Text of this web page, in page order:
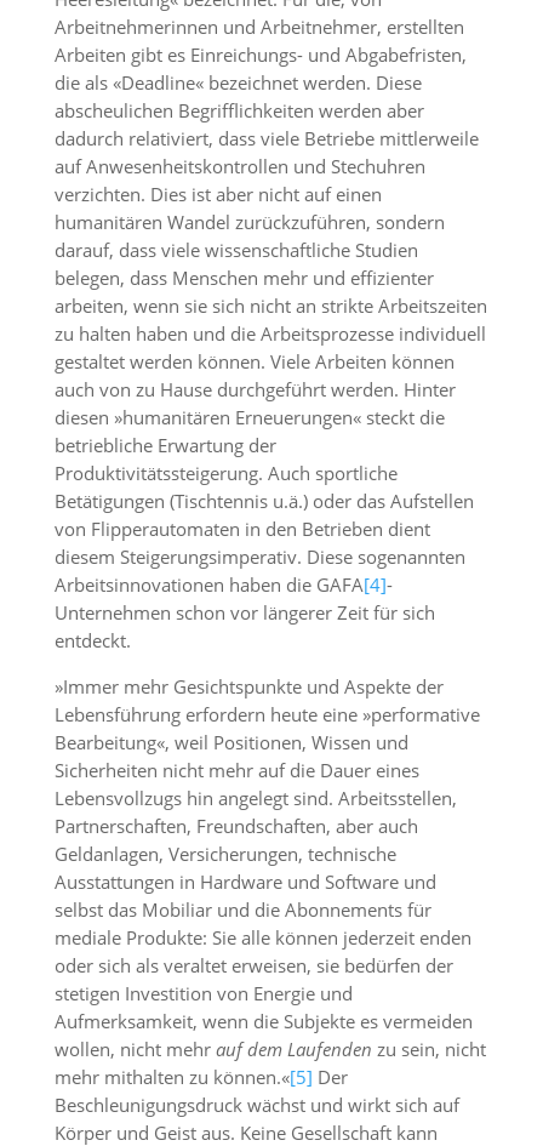
Arbeitnehmerinnen und Arbeitnehmer, erstellten
Arbeiten gibt es Einreichungs- und Abgabefristen,
die als «Deadline« bezeichnet werden. Diese
abscheulichen Begrifflichkeiten werden aber
dadurch relativiert, dass viele Betriebe mittlerweile
auf Anwesenheitskontrollen und Stechuhren
verzichten. Dies ist aber nicht auf einen
humanitären Wandel zurückzuführen, sondern
darauf, dass viele wissenschaftliche Studien
belegen, dass Menschen mehr und effizienter
arbeiten, wenn sie sich nicht an strikte Arbeitszeiten
zu halten haben und die Arbeitsprozesse individuell
gestaltet werden können. Viele Arbeiten können
auch von zu Hause durchgeführt werden. Hinter
diesen »humanitären Erneuerungen« steckt die
betriebliche Erwartung der
Produktivitätssteigerung. Auch sportliche
Betätigungen (Tischtennis u.ä.) oder das Aufstellen
von Flipperautomaten in den Betrieben dient
diesem Steigerungsimperativ. Diese sogenannten
Arbeitsinnovationen haben die GAFA[4]-
Unternehmen schon vor längerer Zeit für sich
entdeckt.
»Immer mehr Gesichtspunkte und Aspekte der
Lebensführung erfordern heute eine »performative
Bearbeitung«, weil Positionen, Wissen und
Sicherheiten nicht mehr auf die Dauer eines
Lebensvollzugs hin angelegt sind. Arbeitsstellen,
Partnerschaften, Freundschaften, aber auch
Geldanlagen, Versicherungen, technische
Ausstattungen in Hardware und Software und
selbst das Mobiliar und die Abonnements für
mediale Produkte: Sie alle können jederzeit enden
oder sich als veraltet erweisen, sie bedürfen der
stetigen Investition von Energie und
Aufmerksamkeit, wenn die Subjekte es vermeiden
wollen, nicht mehr auf dem Laufenden zu sein, nicht
mehr mithalten zu können.«[5] Der
Beschleunigungsdruck wächst und wirkt sich auf
Körper und Geist aus. Keine Gesellschaft kann